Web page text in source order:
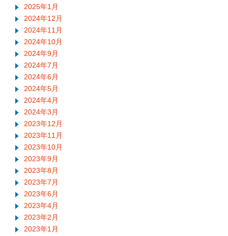
2025年1月
2024年12月
2024年11月
2024年10月
2024年9月
2024年7月
2024年6月
2024年5月
2024年4月
2024年3月
2023年12月
2023年11月
2023年10月
2023年9月
2023年8月
2023年7月
2023年6月
2023年4月
2023年2月
2023年1月